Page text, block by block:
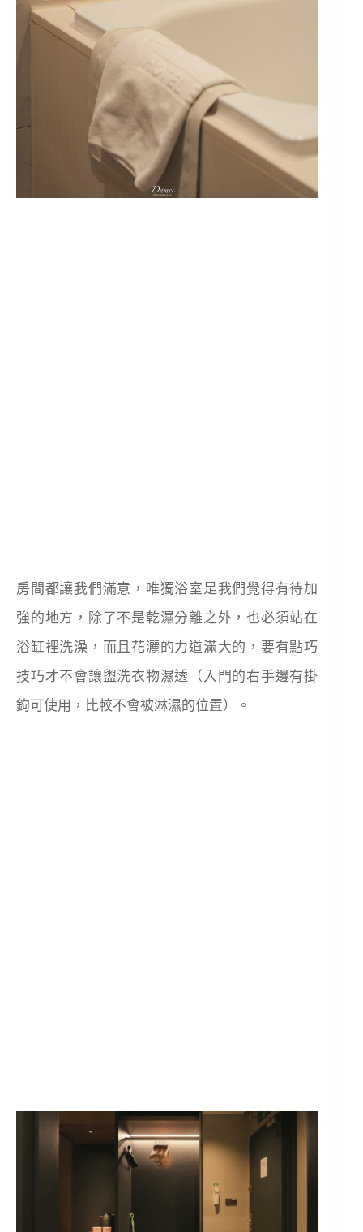
房間都讓我們滿意，唯獨浴室是我們覺得有待加
強的地方，除了不是乾濕分離之外，也必須站在
浴缸裡洗澡，而且花灑的力道滿大的，要有點巧
技巧才不會讓盥洗衣物濕透（入門的右手邊有掛
鉤可使用，比較不會被淋濕的位置）。